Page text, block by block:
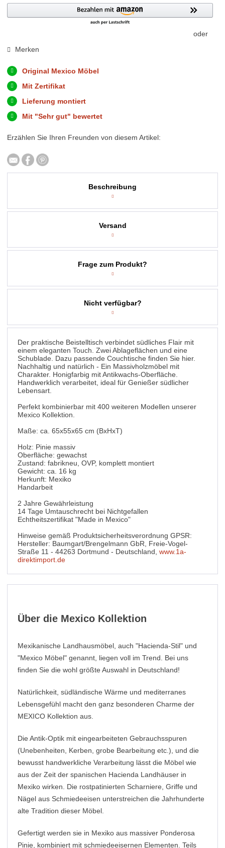
oder
Merken
Original Mexico Möbel
Mit Zertifikat
Lieferung montiert
Mit "Sehr gut" bewertet
Erzählen Sie Ihren Freunden von diesem Artikel:
Beschreibung
Frage zum Produkt?
Versand
Nicht verfügbar?
Der praktische Beistelltisch verbindet südliches Flair mit
einem eleganten Touch. Zwei Ablageflächen und eine
Schublade. Dazu passende Couchtische finden Sie hier.
Nachhaltig und natürlich - Ein Massivholzmöbel mit
Charakter. Honigfarbig mit Antikwachs-Oberfläche.
Handwerklich verarbeitet, ideal für Genießer südlicher
Lebensart.
Perfekt kombinierbar mit 400 weiteren Modellen unserer
Mexico Kollektion.
Maße: ca. 65x55x65 cm (BxHxT)
Holz: Pinie massiv
Oberfläche: gewachst
Zustand: fabrikneu, OVP, komplett montiert
Gewicht: ca. 16 kg
Herkunft: Mexiko
Handarbeit
2 Jahre Gewährleistung
14 Tage Umtauschrecht bei Nichtgefallen
Echtheitszertifikat "Made in Mexico"
Hinweise gemäß Produktsicherheitsverordnung GPSR:
Hersteller: Baumgart/Brengelmann GbR, Freie-Vogel-
Straße 11 - 44263 Dortmund - Deutschland, www.1a-
direktimport.de
Über die Mexico Kollektion
Mexikanische Landhausmöbel, auch "Hacienda-Stil" und
"Mexico Möbel" genannt, liegen voll im Trend. Bei uns
finden Sie die wohl größte Auswahl in Deutschland!
Natürlichkeit, südländische Wärme und mediterranes
Lebensgefühl macht den ganz besonderen Charme der
MEXICO Kollektion aus.
Die Antik-Optik mit eingearbeiteten Gebrauchsspuren
(Unebenheiten, Kerben, grobe Bearbeitung etc.), und die
bewusst handwerkliche Verarbeitung lässt die Möbel wie
aus der Zeit der spanischen Hacienda Landhäuser in
Mexiko wirken. Die rostpatinierten Scharniere, Griffe und
Nägel aus Schmiedeeisen unterstreichen die Jahrhunderte
alte Tradition dieser Möbel.
Gefertigt werden sie in Mexiko aus massiver Ponderosa
Pinie, kombiniert mit schmiedeeisernen Elementen. Teils